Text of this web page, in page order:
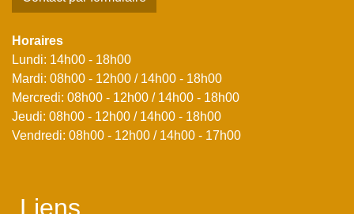
Horaires
Lundi: 14h00 - 18h00
Mardi: 08h00 - 12h00 / 14h00 - 18h00
Mercredi: 08h00 - 12h00 / 14h00 - 18h00
Jeudi: 08h00 - 12h00 / 14h00 - 18h00
Vendredi: 08h00 - 12h00 / 14h00 - 17h00
Liens